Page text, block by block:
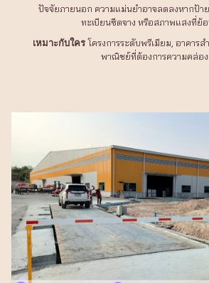
ปัจจัยภายนอก ความแม่นยำอาจลดลงหากป้า
ทะเบียนซีดจาง หรือสภาพแสงที่ย้
เหมาะกับใครโครงการระดับพรีเมียม, อาคาร
พาณิชย์ที่ต้องการความคล่อ